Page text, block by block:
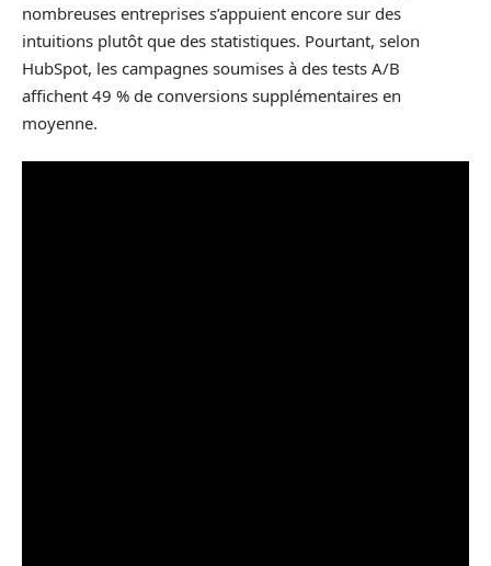
nombreuses entreprises s’appuient encore sur des
intuitions plutôt que des statistiques. Pourtant, selon
HubSpot, les campagnes soumises à des tests A/B
affichent 49 % de conversions supplémentaires en
moyenne.